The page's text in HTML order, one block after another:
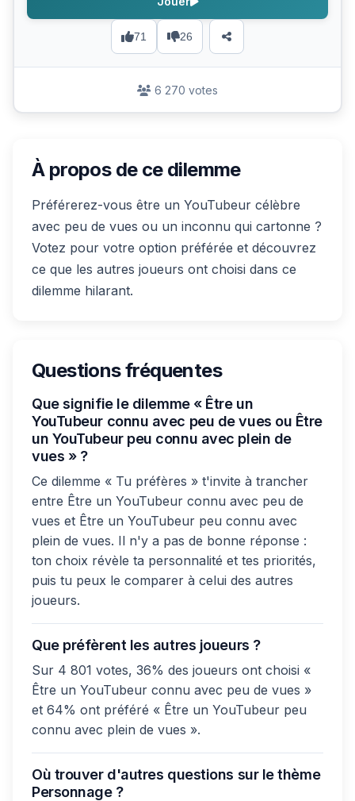
71 26
6 270 votes
À propos de ce dilemme
Préférerez-vous être un YouTubeur célèbre
avec peu de vues ou un inconnu qui cartonne ?
Votez pour votre option préférée et découvrez
ce que les autres joueurs ont choisi dans ce
dilemme hilarant.
Questions fréquentes
Que signifie le dilemme « Être un
YouTubeur connu avec peu de vues ou Être
un YouTubeur peu connu avec plein de
vues » ?
Ce dilemme « Tu préfères » t'invite à trancher
entre Être un YouTubeur connu avec peu de
vues et Être un YouTubeur peu connu avec
plein de vues. Il n'y a pas de bonne réponse :
ton choix révèle ta personnalité et tes priorités,
puis tu peux le comparer à celui des autres
joueurs.
Que préfèrent les autres joueurs ?
Sur 4 801 votes, 36% des joueurs ont choisi «
Être un YouTubeur connu avec peu de vues »
et 64% ont préféré « Être un YouTubeur peu
connu avec plein de vues ».
Où trouver d'autres questions sur le thème
Personnage ?